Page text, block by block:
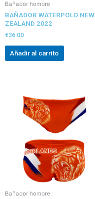
Bañador hombre
BAÑADOR WATERPOLO NEW
ZEALAND 2022
€36.00
Añadir al carrito
Bañador hombre